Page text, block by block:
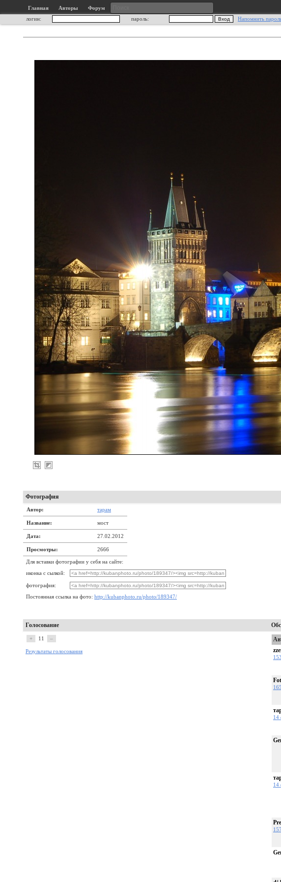
Главная Авторы
Форум
логин:
пароль: Напомнить
Фотография
Автор: тарам
Название: мост
Дата: 27.02.2012
Просмотры: 2666
Для вставки фотографии у себя на сайте:
иконка с сылкой:
фотография:
Постоянная ссылка на фото: http://kubanphoto.ru/photo/189347/
Голосование
+ 11 –
Результаты голосования
14
14